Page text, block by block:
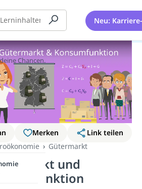
Neu:
Merken
Link teilen
Gütermarkt
und
Chancen.